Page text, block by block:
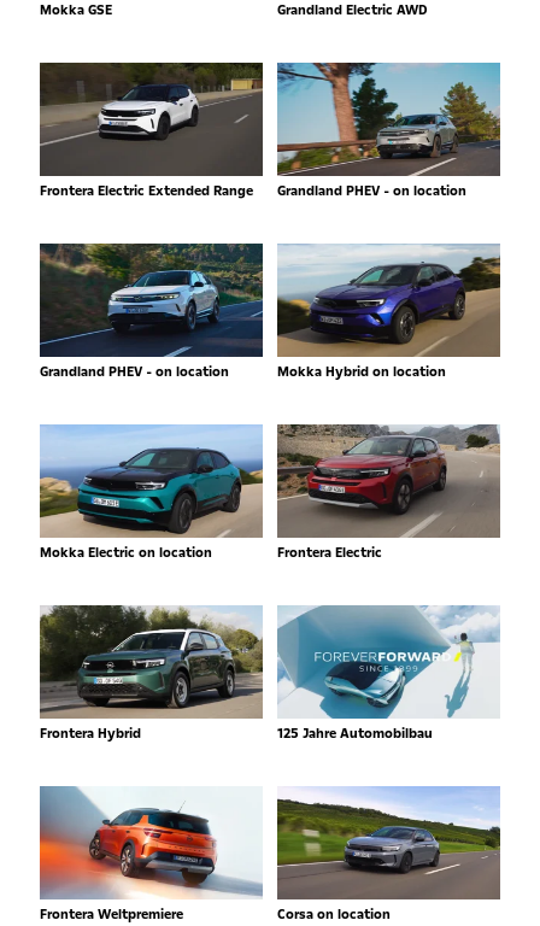
Mokka GSE Grandland Electric AWD
Frontera Electric Extended Range Grandland PHEV - on location
Grandland PHEV - on location Mokka Hybrid on location
Mokka Electric on location Frontera Electric
Frontera Hybrid 125 Jahre Automobilbau
Frontera Weltpremiere Corsa on location